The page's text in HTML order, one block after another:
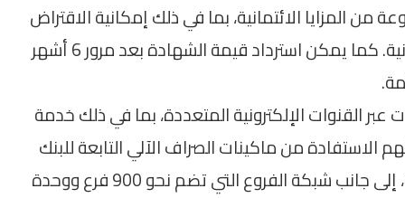
المزايا الائتمانية، بما في ذلك إمكانية الاقتراض
بضمان الشهادة وإصدار بطاقات ائتمانية. كما يمكن استرداد قيمة الشهادة بعد مرور 6 أشهر
القنوات الإلكترونية المتعددة، بما في ذلك خدمة
الاستفادة من ماكينات الصراف الآلي التابعة للبنك
المنتشرة في مختلف أنحاء الجمهورية، إلى جانب شبكة الفروع التي تضم نحو 900 فرع ووحدة